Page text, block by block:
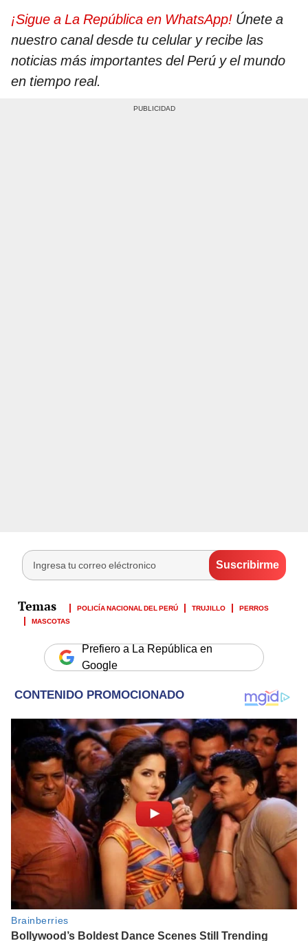
¡Sigue a La República en WhatsApp! Únete a
nuestro canal desde tu celular y recibe las
noticias más importantes del Perú y el mundo
en tiempo real.
POLICÍA NACIONAL DEL PERÚ TRUJILLO
PERROS
MASCOTAS
Prefiero a La República en
Google